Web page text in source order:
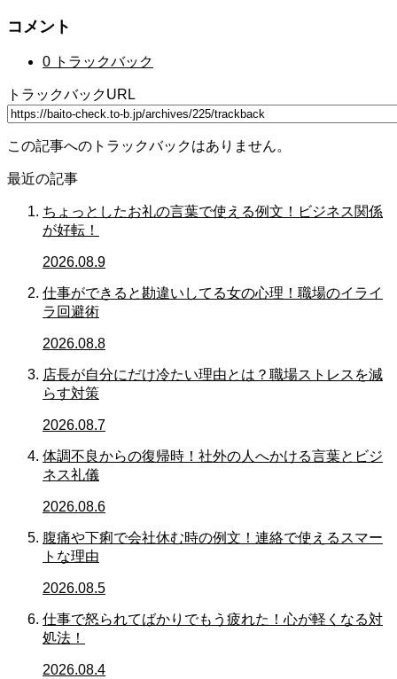
コメント
0 トラックバック
トラックバックURL
この記事へのトラックバックはありません。
最近の記事
ちょっとしたお礼の言葉で使える例文！ビジネス関係
が好転！
2026.08.9
仕事ができると勘違いしてる女の心理！職場のイライ
ラ回避術
2026.08.8
店長が自分にだけ冷たい理由とは？職場ストレスを減
らす対策
2026.08.7
体調不良からの復帰時！社外の人へかける言葉とビジ
ネス礼儀
2026.08.6
腹痛や下痢で会社休む時の例文！連絡で使えるスマー
トな理由
2026.08.5
仕事で怒られてばかりでもう疲れた！心が軽くなる対
処法！
2026.08.4